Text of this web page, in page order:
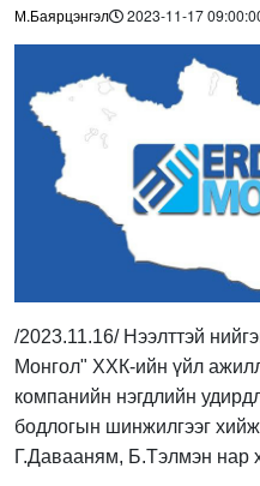
М.Баярцэнгэл 2023-11-17
/2023.11.16/ Нээлттэй
Монгол" ХХК-ийн үйл
компанийн нэгдлийн
бодлогын шинжилгээг
Г.Давааням, Б.Тэлмэн нар